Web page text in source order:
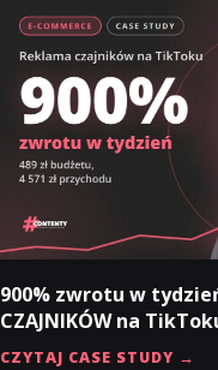
900% zwrotu w
CZAJNIKÓW na
CZYTAJ CASE STUDY →